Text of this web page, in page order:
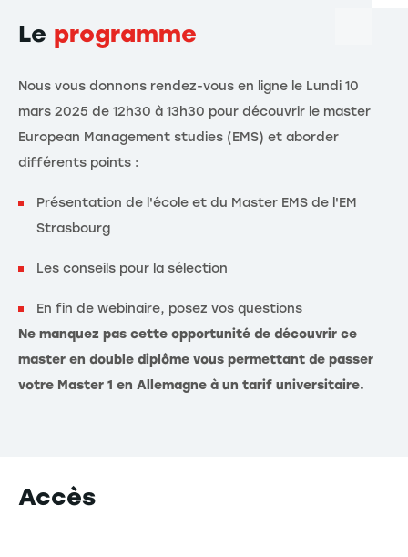
Le programme
Nous vous donnons rendez-vous en ligne le Lundi 10
mars 2025 de 12h30 à 13h30 pour découvrir le master
European Management studies (EMS) et aborder
différents points :
Présentation de l'école et du Master EMS de l'EM
Strasbourg
Les conseils pour la sélection
En fin de webinaire, posez vos questions
Ne manquez pas cette opportunité de découvrir ce
master en double diplôme vous permettant de passer
votre Master 1 en Allemagne à un tarif universitaire.
Accès